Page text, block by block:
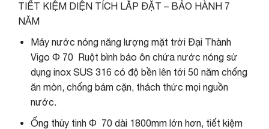
TIẾT KIỆM DIỆN TÍCH LẮP ĐẶT – BẢO HÀNH 7
NĂM
Máy nước nóng năng lượng mặt trời Đại Thành
Vigo Φ 70 Ruột bình bảo ôn chứa nước nóng sử
dụng inox SUS 316 có độ bền lên tới 50 năm chống
ăn mòn, chống bám cặn, thách thức mọi nguồn
nước.
Ống thủy tinh Φ 70 dài 1800mm lớn hơn, tiết kiệm